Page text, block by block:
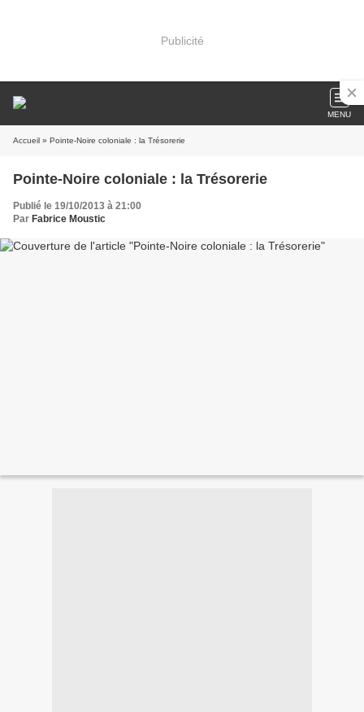
Publicité
MENU
Accueil » Pointe-Noire coloniale : la Trésorerie
Pointe-Noire coloniale : la Trésorerie
Publié le 19/10/2013 à 21:00
Par Fabrice Moustic